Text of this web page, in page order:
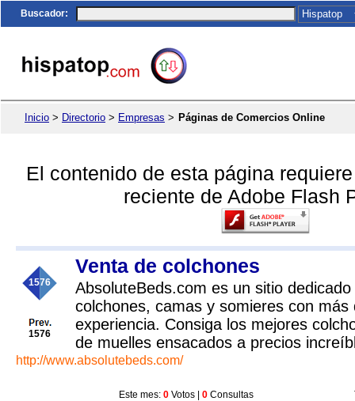
Buscador:
Inicio > Directorio > Empresas > Páginas de Comercios Online
El contenido de esta página
reciente de Adobe Flash
1576
1576
Venta de colchones
AbsoluteBeds.com es un sitio
colchones, camas y somieres con más
experiencia. Consiga los mejores
de muelles ensacados a precios
http://www.absolutebeds.com/
Este mes: 0 Votos | 0 Consultas